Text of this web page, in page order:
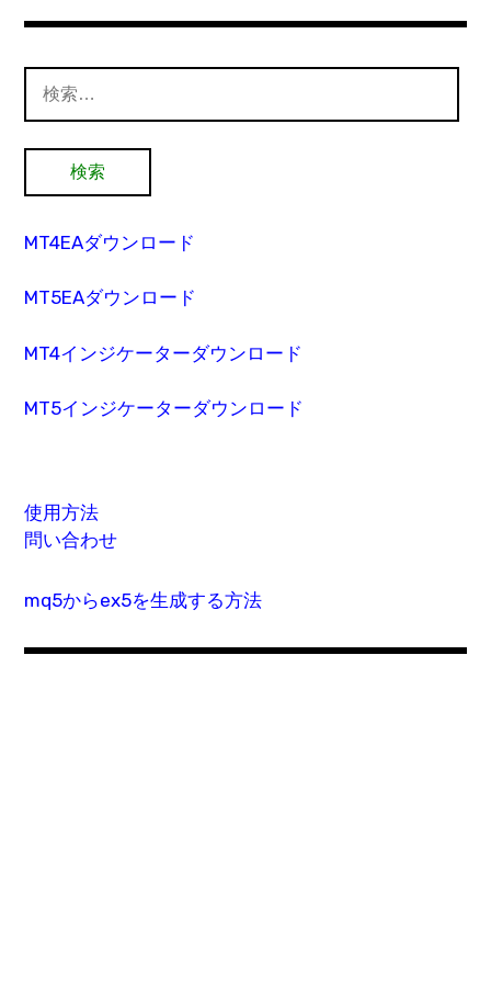
索:
MT4EAダウンロード
MT5EAダウンロード
MT4インジケーターダウンロード
MT5インジケーターダウンロード
使用方法
問い合わせ
mq5からex5を生成する方法